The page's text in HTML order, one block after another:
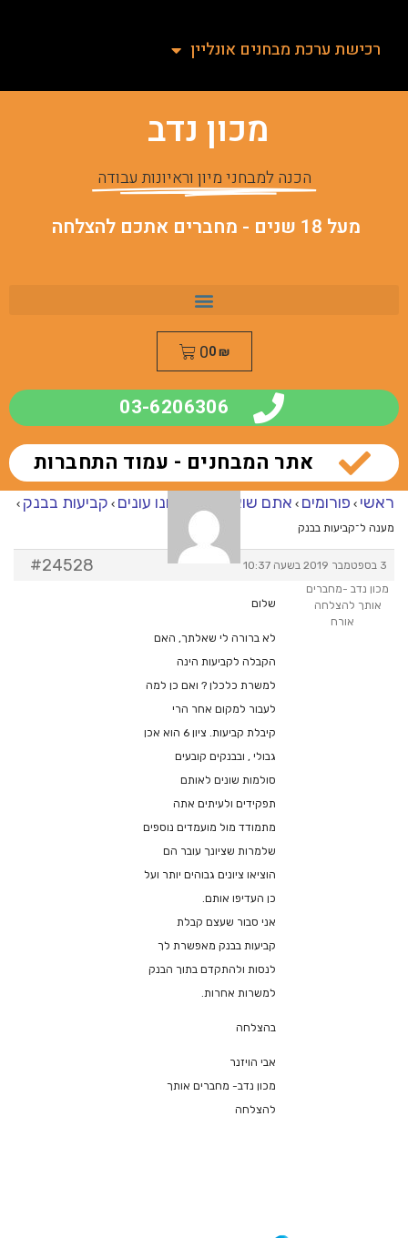
רכישת ערכת מבחנים אונליין
מכון נדב
הכנה למבחני מיון וראיונות עבודה
מעל 18 שנים - מחברים אתכם להצלחה
0₪
0
03-6206306
אתר המבחנים - עמוד התחברות
ראשי › פורומים › אתם שואלים – אנחנו עונים › קביעות בבנק ›
מענה ל־קביעות בבנק
3 בספטמבר 2019 בשעה 10:37 #24528
מכון נדב -מחברים
אותך להצלחה
אורח
שלום
לא ברורה לי שאלתך, האם
הקבלה לקביעות הינה
למשרת כלכלן ? ואם כן למה
לעבור למקום אחר הרי
קיבלת קביעות. ציון 6 הוא אכן
גבולי , ובבנקים קובעים
סולמות שונים לאותם
תפקידים ולעיתים אתה
מתמודד מול מועמדים נוספים
שלמרות שציונך עובר הם
הוציאו ציונים גבוהים יותר ועל
כן העדיפו אותם.
אני סבור שעצם קבלת
קביעות בבנק מאפשרת לך
לנסות ולהתקדם בתוך הבנק
למשרות אחרות.
בהצלחה
אבי הויזנר
מכון נדב- מחברים אותך
להצלחה